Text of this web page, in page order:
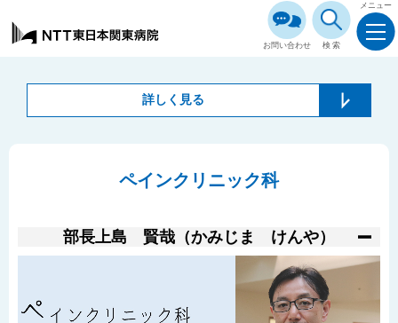
お問い合わせ 検索
メニュー
詳しく見る
ペインクリニック科
部長 上島 賢哉（かみじま けんや）